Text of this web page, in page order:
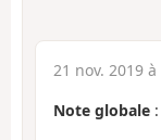
21 nov. 2019 à
Note globale :